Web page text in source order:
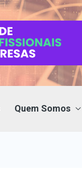
Quem Somos